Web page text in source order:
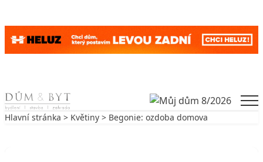
Skip to content
Hlavní stránka > Květiny > Begonie: ozdoba domova